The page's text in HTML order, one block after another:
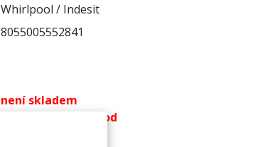
Whirlpool / Indesit
8055005552841
není skladem
k dispozici do 48 hod